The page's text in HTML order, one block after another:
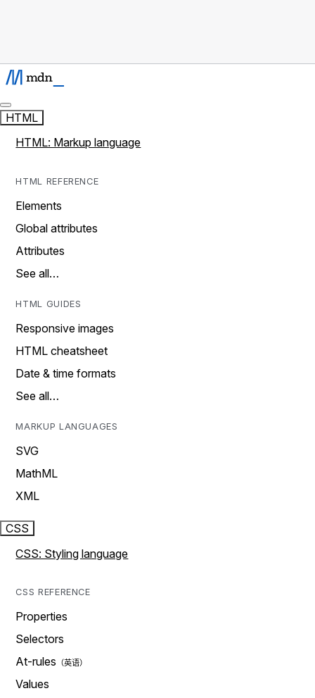
HTML
HTML: Markup language
HTML REFERENCE
Elements
Global attributes
Attributes
See all…
HTML GUIDES
Responsive images
HTML cheatsheet
Date & time formats
See all…
MARKUP LANGUAGES
SVG
MathML
XML
CSS
CSS: Styling language
CSS REFERENCE
Properties
Selectors
At-rules
Values